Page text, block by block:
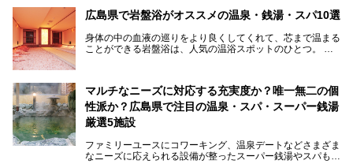
わりと身体の内部を温めて発汗を促すサウナは、リフレッシ
ュ効果はもちろん、代謝が高まり健康や美容にも良い影響が
期待されます。今回はそんなサウナにこだわった、広島県内
のオススメ温泉・銭湯・スパ10ヶ所を紹介させていただき
ます。
広島県で岩盤浴がオススメの温泉・銭湯・スパ10選
身体の中の血液の巡りをより良くしてくれて、芯まで温まる
ことができる岩盤浴は、人気の温浴スポットのひとつ。
ここでは、温泉や銭湯と一緒に岩盤浴が楽しむことができ
る、広島県でオススメの温泉・銭湯・スパをご紹介していき
ます！
マルチなニーズに対応する充実度か？唯一無二の個
性派か？広島県で注目の温泉・スパ・スーパー銭湯
厳選5施設
ファミリーユースにコワーキング、温泉デートなどさまざま
なニーズに応えられる設備が整ったスーパー銭湯やスパも、